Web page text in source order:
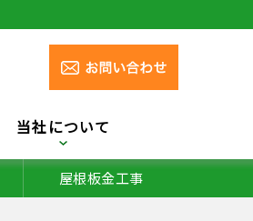
当社について
屋根板金工事